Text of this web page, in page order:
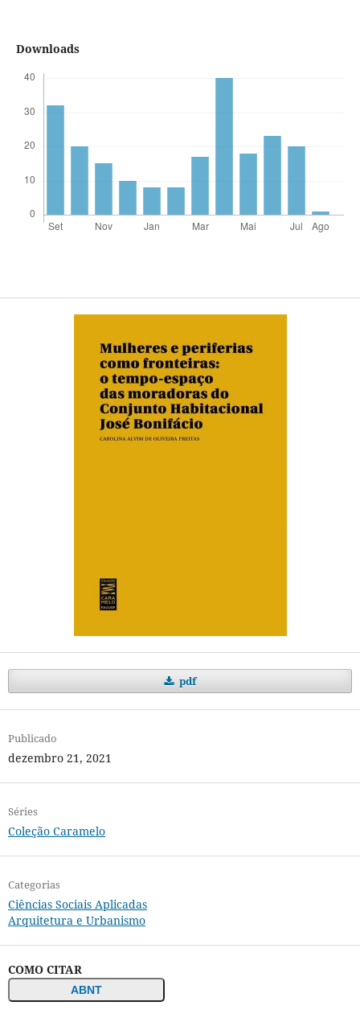
Downloads
pdf
Publicado
dezembro 21, 2021
Séries
Coleção Caramelo
Categorias
Ciências Sociais Aplicadas
Arquitetura e Urbanismo
COMO CITAR
ABNT